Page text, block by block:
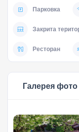
Парковка
Закрита
Ресторан
Галерея фото